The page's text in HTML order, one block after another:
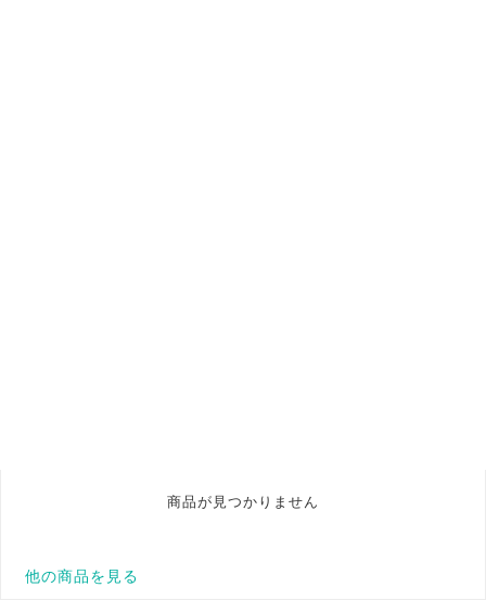
商品が見つかりません
他の商品を見る